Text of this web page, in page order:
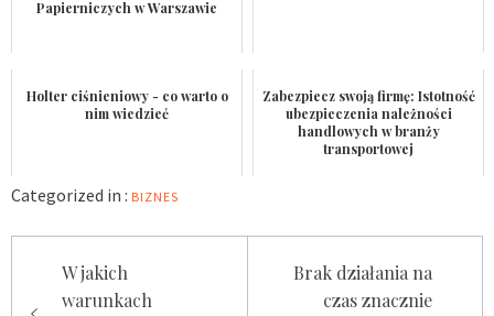
Papierniczych w Warszawie
Holter ciśnieniowy - co warto o
nim wiedzieć
Zabezpiecz swoją firmę: Istotność
ubezpieczenia należności
handlowych w branży
transportowej
Categorized in : BIZNES
wpisuW jakich
warunkach
Brak działania na
czas znacznie